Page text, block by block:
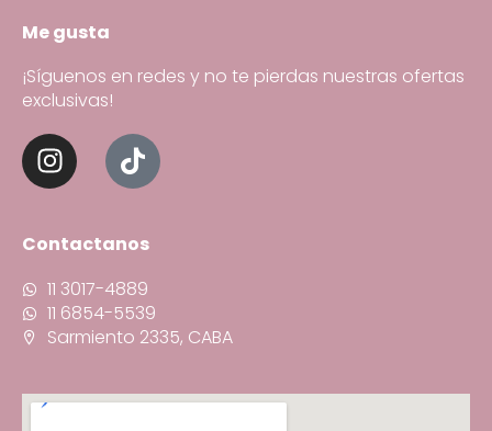
Me gusta
¡Síguenos en redes y no te pierdas nuestras ofertas
exclusivas!
Contactanos
11 3017-4889
11 6854-5539
Sarmiento 2335, CABA